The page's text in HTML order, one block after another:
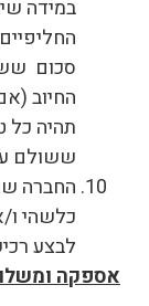
במידה
סכום
החיוב
תהיה כל
ששולם
החברה
כלשהי
לבצע
אספקה